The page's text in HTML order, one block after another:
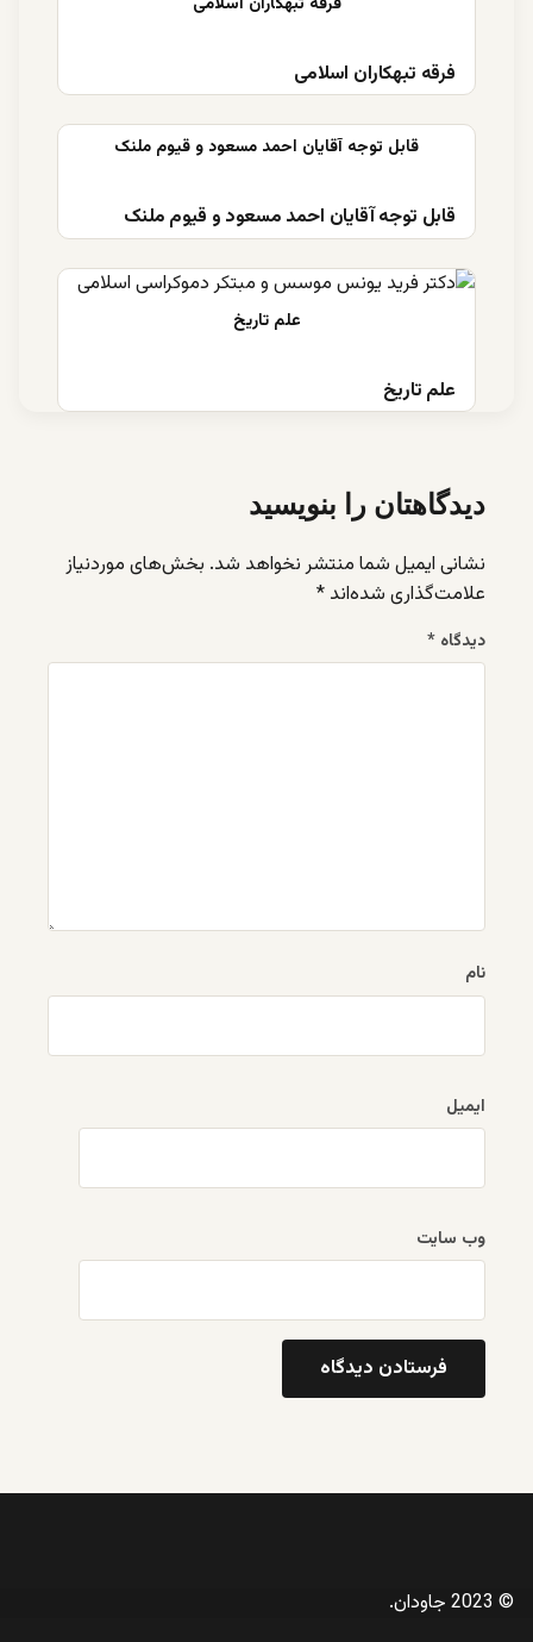
فرقه تبهکاران اسلامی
قابل توجه آقایان احمد مسعود و قیوم ملنک
علم تاریخ
دیدگاهتان را بنویسید
نشانی ایمیل شما منتشر نخواهد شد. بخش‌های موردنیاز
علامت‌گذاری شده‌اند *
دیدگاه *
نام
ایمیل
وب‌ سایت
© 2023 جاودان.